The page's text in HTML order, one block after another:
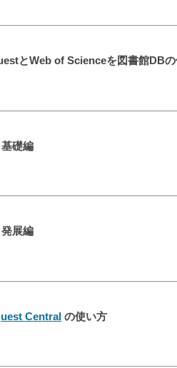
とWeb of Scienceを図書館DB
礎編
展編
Central の使い方